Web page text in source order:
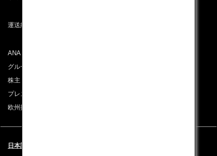
運送約款
ANAグループについて
グループ企業一覧
株主・投資家情報
プレスリリース
欧州採用情報
日本語 | Italy (都市と言語を選択してください)